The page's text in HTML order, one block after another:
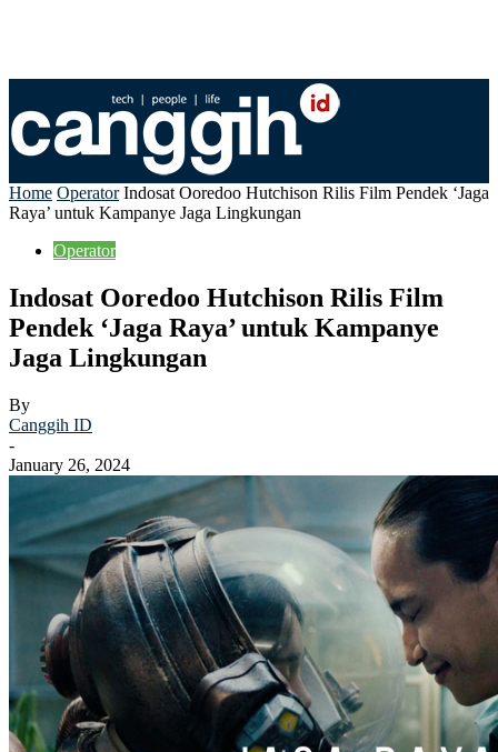
Home Operator Indosat Ooredoo Hutchison Rilis Film Pendek ‘Jaga
Raya’ untuk Kampanye Jaga Lingkungan
Operator
Indosat Ooredoo Hutchison Rilis Film
Pendek ‘Jaga Raya’ untuk Kampanye
Jaga Lingkungan
By
Canggih ID
-
January 26, 2024